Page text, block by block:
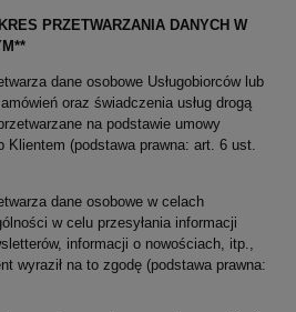
PRZETWARZANIA DANYCH W
dane osobowe Usługobiorców lub
oraz świadczenia usług drogą
na podstawie umowy
Klientem (podstawa prawna: art. 6 ust.
dane osobowe w celach
w celu przesyłania informacji
informacji o nowościach, itp.,
wyraził na to zgodę (podstawa prawna: